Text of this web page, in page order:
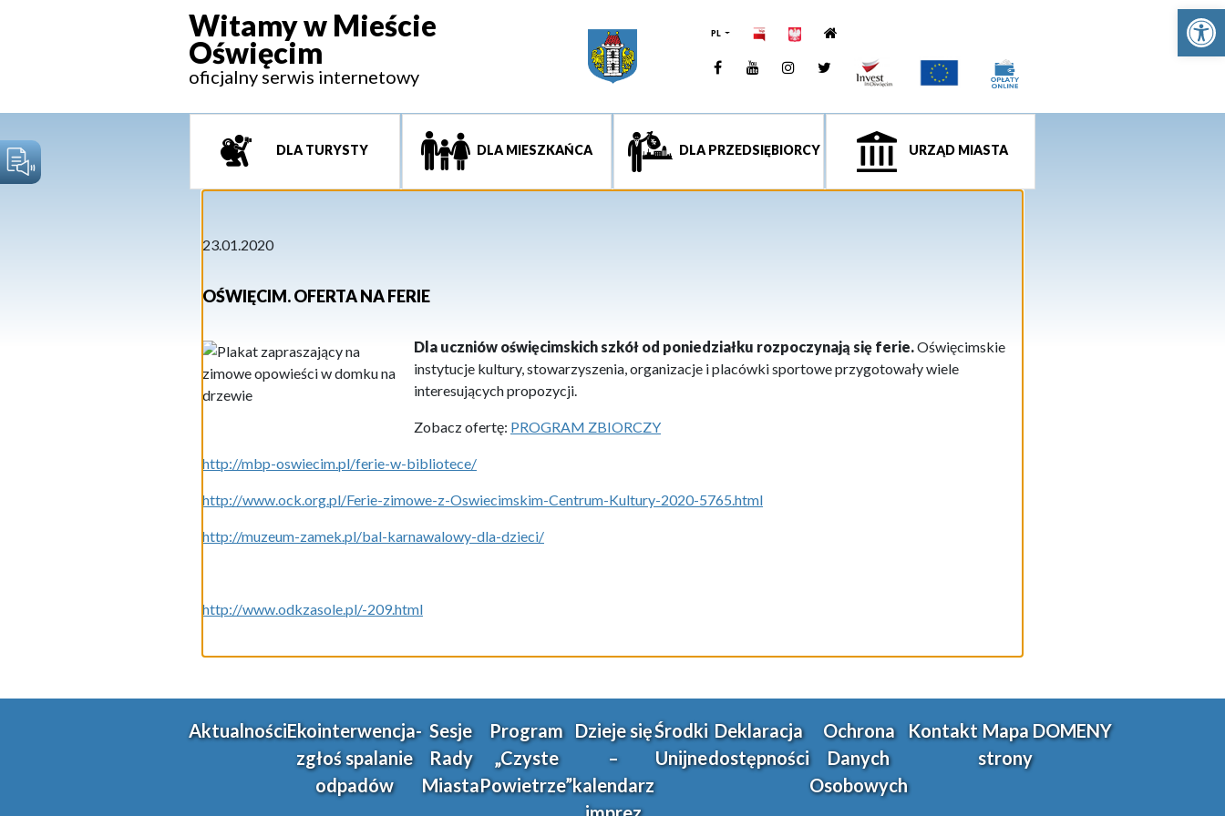
Witamy w Mieście
Oświęcim
oficjalny serwis internetowy
PL
FacebookYouTUbeInstagramTwitter
DLA TURYSTY DLA MIESZKAŃCA DLA PRZEDSIĘBIORCY URZĄD MIASTA
23.01.2020
OŚWIĘCIM. OFERTA NA FERIE
Dla uczniów oświęcimskich szkół od poniedziałku rozpoczynają się ferie.Oświęcimskie
instytucje kultury, stowarzyszenia, organizacje i placówki sportowe przygotowały wiele
interesujących propozycji.
Zobacz ofertę: PROGRAM ZBIORCZY
http://mbp-oswiecim.pl/ferie-w-bibliotece/
http://www.ock.org.pl/Ferie-zimowe-z-Oswiecimskim-Centrum-Kultury-2020-5765.html
http://muzeum-zamek.pl/bal-karnawalowy-dla-dzieci/
http://www.odkzasole.pl/-209.html
AktualnościEkointerwencja-
zgłoś spalanie
odpadów
Sesje
Rady
Miasta
Program
„Czyste
Powietrze”
Dzieje się
–
kalendarz
Środki
Unijne
Deklaracja
dostępności
Ochrona
Danych
Osobowych
Kontakt Mapa
strony
DOMENY